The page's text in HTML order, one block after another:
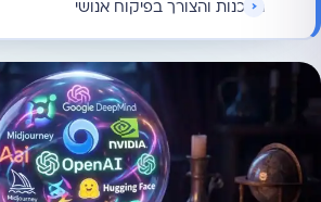
הסכנות והצורך בפיקוח אנושי